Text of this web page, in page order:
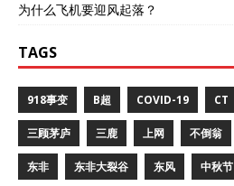
为什么飞机要迎风起落？
TAGS
918事变 B超 COVID-19 CT
三顾茅庐 三鹿 上网 不倒翁
东非 东非大裂谷 东风 中秋节